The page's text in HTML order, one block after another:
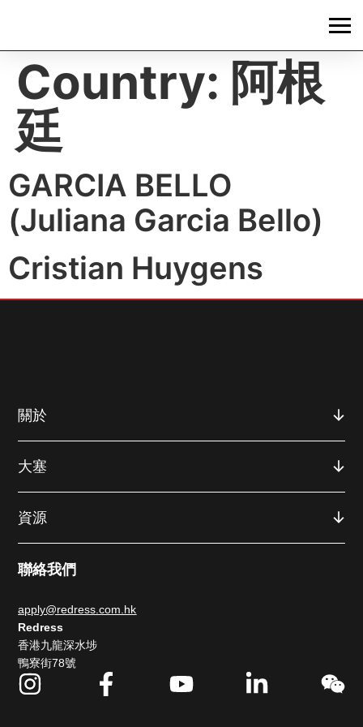
Country: 阿根
廷
GARCIA BELLO
(Juliana Garcia Bello)
Cristian Huygens
關於
大塞
資源
聯絡我們
apply@redress.com.hk
Redress
香港九龍深水埗
鴨寮街78號